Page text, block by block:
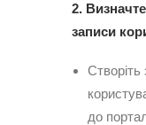
2.
записи
Створіть
до